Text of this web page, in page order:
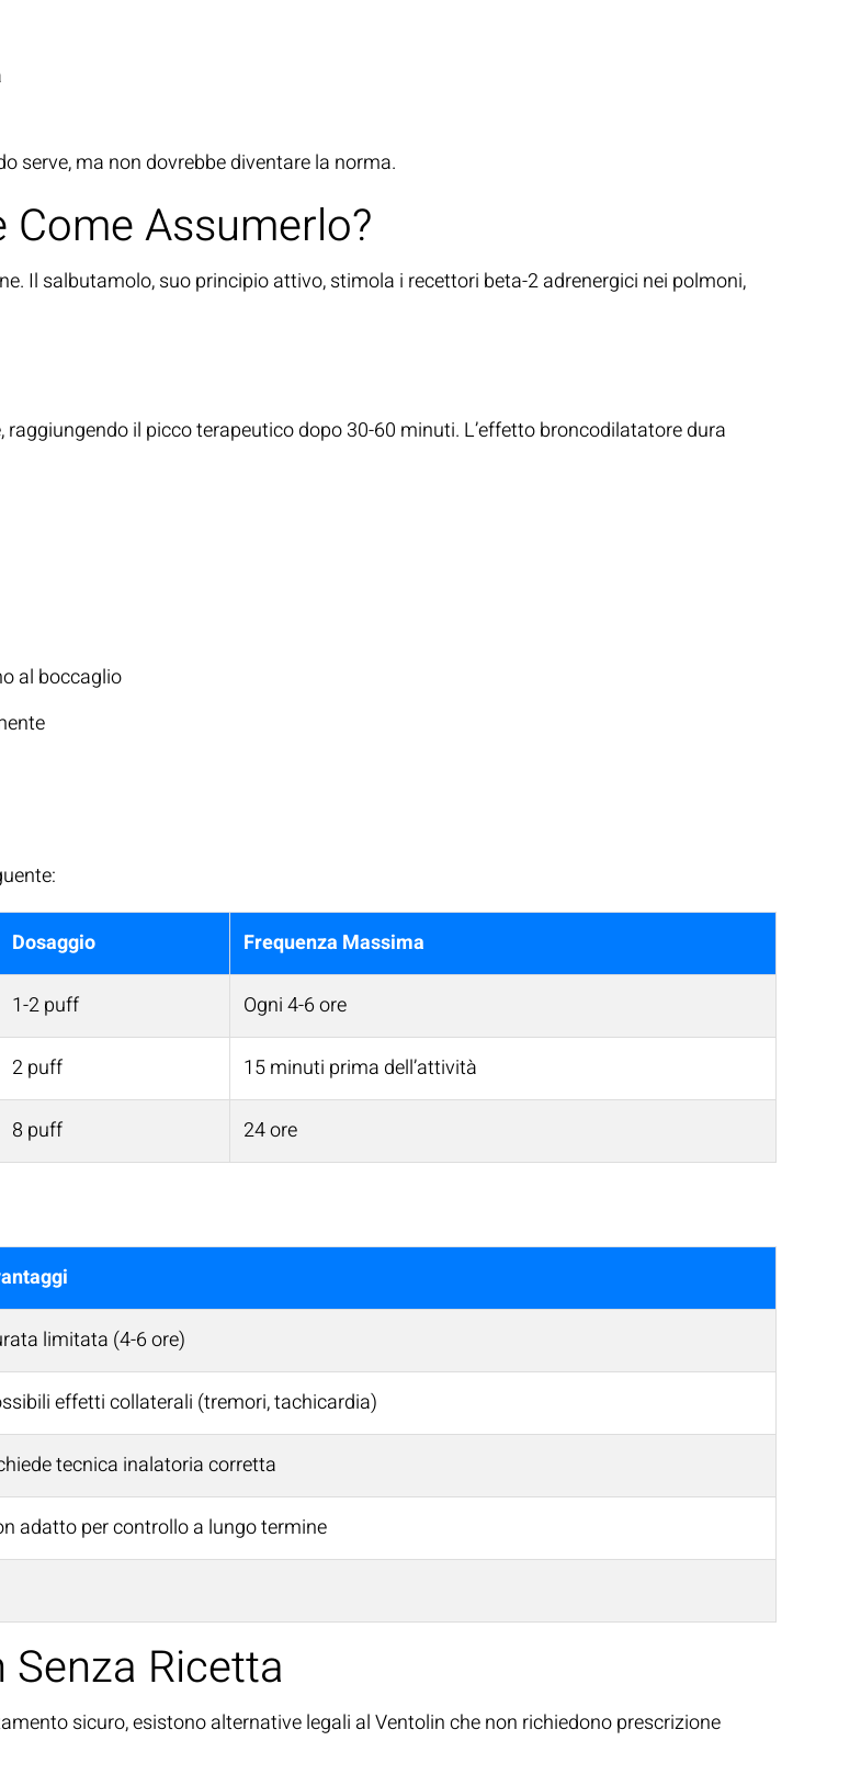
serve, ma non dovrebbe diventare la norma.
Assumerlo?
Il salbutamolo, suo principio attivo, stimola i recettori beta-2 adrenergici nei polmoni,
il picco terapeutico dopo 30-60 minuti. L’effetto broncodilatatore dura
al boccaglio
Dosaggio Frequenza Massima
1-2 puff Ogni 4-6 ore
2 puff 15 minuti prima dell’attività
8 puff 24 ore
limitata (4-6 ore)
effetti collaterali (tremori, tachicardia)
tecnica inalatoria corretta
adatto per controllo a lungo termine
Ricetta
sicuro, esistono alternative legali al Ventolin che non richiedono prescrizione